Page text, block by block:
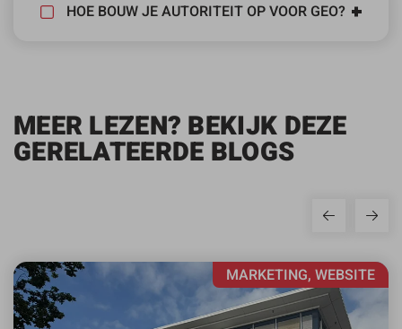
HOE BOUW JE AUTORITEIT OP VOOR GEO?
MEER LEZEN? BEKIJK DEZE
GERELATEERDE BLOGS
MARKETING, WEBSITE